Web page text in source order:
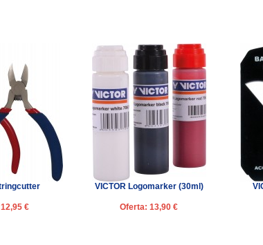
€
VICTOR Logomarker (30ml)
Oferta: 13,90 €